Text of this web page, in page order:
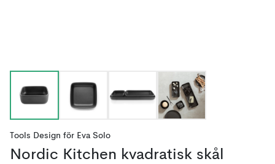
Tools Design för Eva Solo
Nordic Kitchen kvadratisk skål